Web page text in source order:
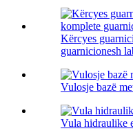
Kërcyes
guarnicionesh
Vulosje bazë
Vula hidraulike